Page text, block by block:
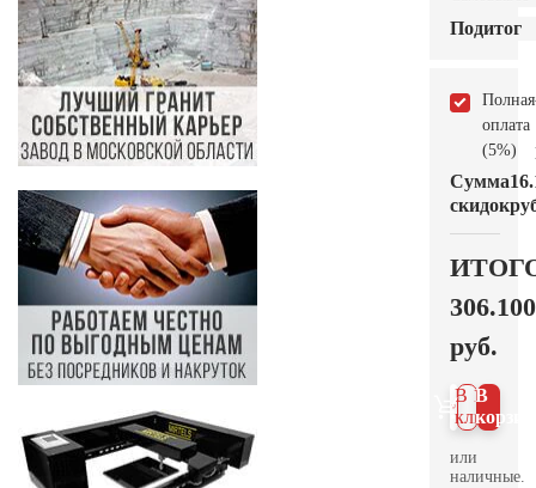
Подитог
Полная
оплата
(5%)
Сумма
скидок
306.100
руб.
В
В 1
клик
или
наличные.